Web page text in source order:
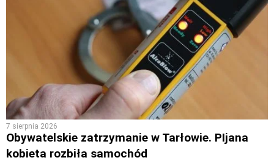
7 sierpnia 2026
Obywatelskie zatrzymanie w Tarłowie. PIjana
kobieta rozbiła samochód